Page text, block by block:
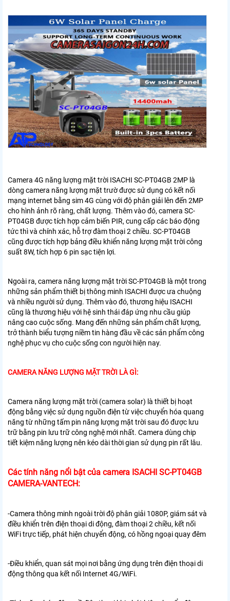
Camera 4G năng lượng mặt trời ISACHI SC-PT04GB 2MP là
dòng camera năng lượng mặt trườ được sử dụng có kết nối
mạng internet bằng sim 4G cùng với độ phân giải lên đến 2MP
cho hình ảnh rõ ràng, chất lượng. Thêm vào đó, camera SC-
PT04GB được tích hợp cảm biến PIR, cung cấp các báo động
tức thì và chính xác, hỗ trợ đàm thoại 2 chiều. SC-PT04GB
cũng được tích hợp bảng điều khiển năng lượng mặt trời công
suất 8W, tích hợp 6 pin sạc tiện lợi.
Ngoài ra, camera năng lượng mặt trời SC-PT04GB là một trong
những sản phẩm thiết bị thông minh ISACHI được ưa chuộng
và nhiều người sử dụng. Thêm vào đó, thương hiệu ISACHI
cũng là thương hiệu với hệ sinh thái đáp ứng nhu cầu giúp
nâng cao cuộc sống. Mang đến những sản phẩm chất lượng,
trở thành biểu tượng niềm tin hàng đầu về các sản phẩm công
nghệ phục vụ cho cuộc sống con người hiện nay.
CAMERA NĂNG LƯỢNG MẶT TRỜI LÀ GÌ:
Camera năng lượng mặt trời (camera solar) là thiết bị hoạt
động bằng việc sử dụng nguồn điện từ việc chuyển hóa quang
năng từ những tấm pin năng lượng mặt trời sau đó được lưu
trữ bằng pin lưu trữ công nghệ mới nhất. Camera dùng chip
tiết kiệm năng lượng nên kéo dài thời gian sử dụng pin rất lâu.
Các tính năng nổi bật của camera ISACHI SC-PT04GB
CAMERA-VANTECH:
-Camera thông minh ngoài trời độ phân giải 1080P, giám sát và
điều khiển trên điện thoại di động, đàm thoại 2 chiều, kết nối
WiFi trực tiếp, phát hiện chuyển động, có hồng ngoại quay đêm
-Điều khiển, quan sát mọi nơi bằng ứng dụng trên điện thoại di
động thông qua kết nối Internet 4G/WiFi.